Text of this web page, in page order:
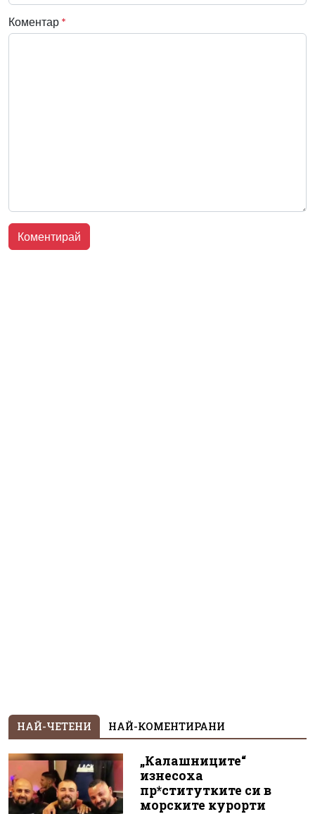
Коментар *
НАЙ-ЧЕТЕНИ НАЙ-КОМЕНТИРАНИ
„Калашниците“
изнесоха
пр*ститутките си в
морските курорти